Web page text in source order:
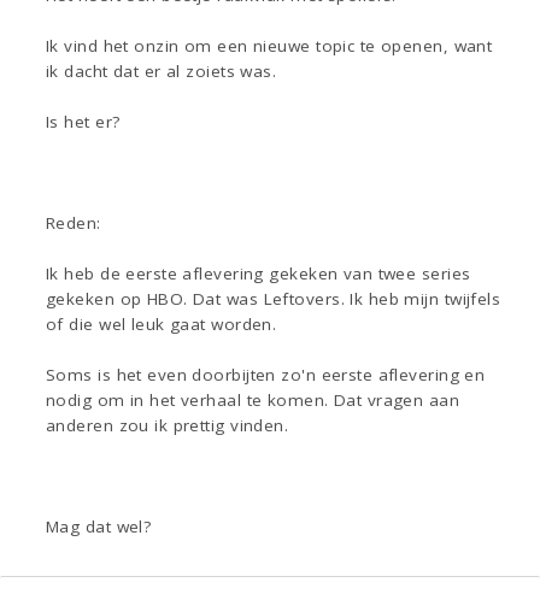
Ik vind het onzin om een nieuwe topic te openen, want
ik dacht dat er al zoiets was.
Is het er?
Reden:
Ik heb de eerste aflevering gekeken van twee series
gekeken op HBO. Dat was Leftovers. Ik heb mijn twijfels
of die wel leuk gaat worden.
Soms is het even doorbijten zo'n eerste aflevering en
nodig om in het verhaal te komen. Dat vragen aan
anderen zou ik prettig vinden.
Mag dat wel?